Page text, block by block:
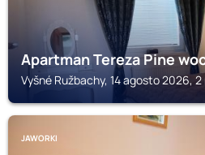
Apartman Tereza Pine
Vyšné Ružbachy, 14 agosto 2026,
JAWORKI